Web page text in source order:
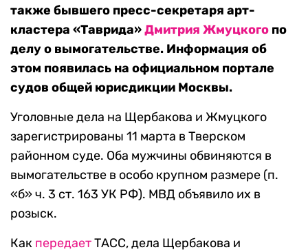
также бывшего пресс-секретаря арт-
кластера «Таврида»Дмитрия Жмуцкого по
делу о вымогательстве. Информация об
этом появилась на официальном портале
судов общей юрисдикции Москвы.
Уголовные дела на Щербакова и Жмуцкого
зарегистрированы 11 марта в Тверском
районном суде. Оба мужчины обвиняются в
вымогательстве в особо крупном размере (п.
«б» ч. 3 ст. 163 УК РФ). МВД объявило их в
розыск.
Как передаетТАСС, дела Щербакова и